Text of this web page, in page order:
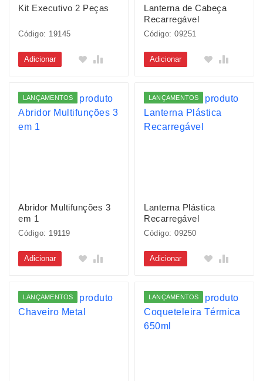
Kit Executivo 2 Peças
Código: 19145
Adicionar
Lanterna de Cabeça
Recarregável
Código: 09251
Adicionar
LANÇAMENTOS
Abridor Multifunções 3
em 1
Código: 19119
Adicionar
LANÇAMENTOS
Lanterna Plástica
Recarregável
Código: 09250
Adicionar
LANÇAMENTOS LANÇAMENTOS